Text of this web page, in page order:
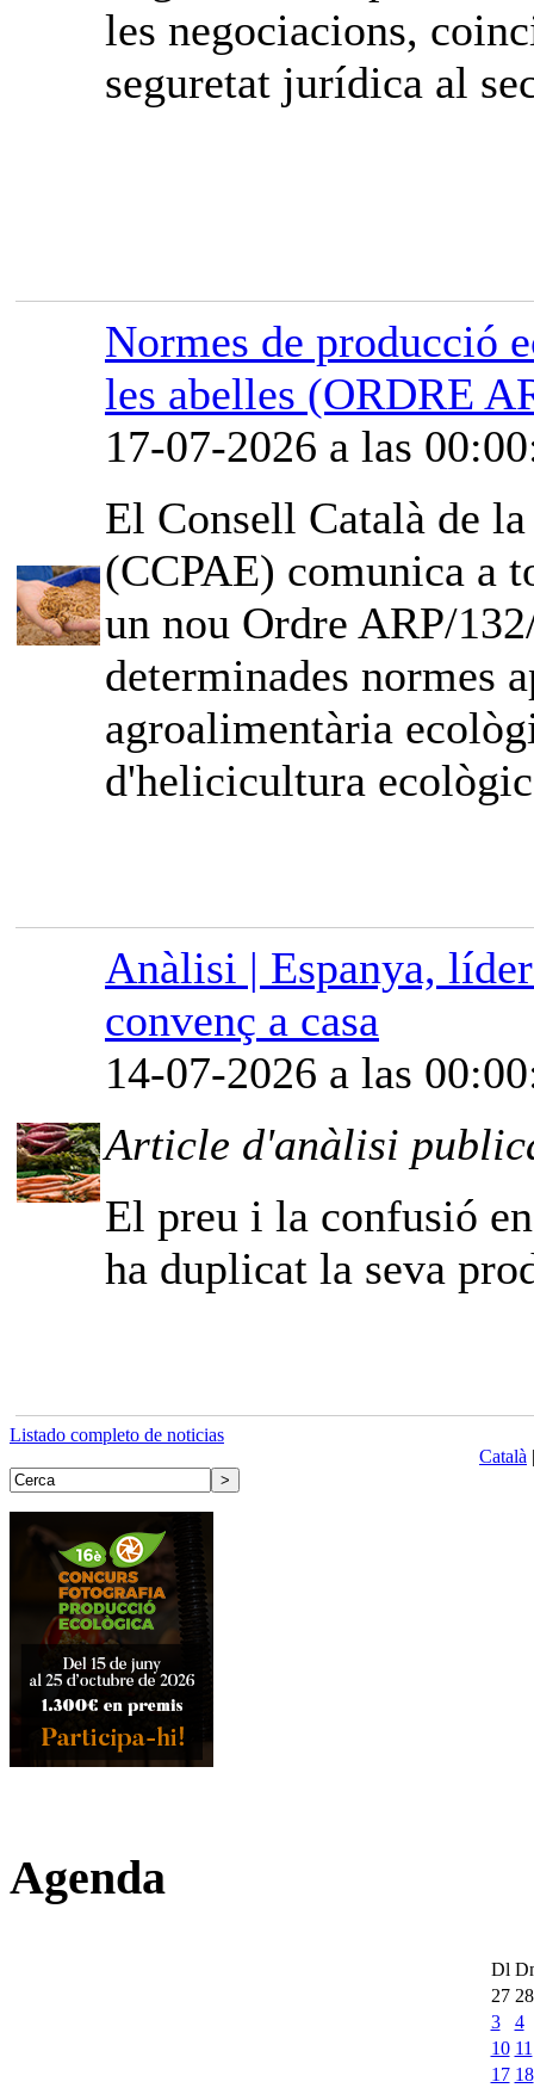
les negociacions,
seguretat jurídica al
Normes de producció
les abelles (ORDRE
17-07-2026 a las
El Consell Català de
(CCPAE) comunica a
un nou Ordre ARP/
determinades normes
agroalimentària
d'helicicultura
Anàlisi | Espanya,
convenç a casa
14-07-2026 a las
Article d'anàlisi
El preu i la confusió
ha duplicat la seva
Listado completo de noticias
Català
Agenda
Dl
27 28
3
4
10 11
17 18